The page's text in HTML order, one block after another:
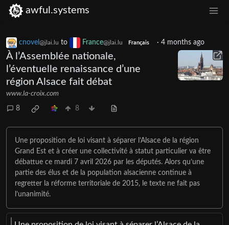
awful.systems
cnovel @jlai.lu to France@jlai.lu Français · 4 months ago
À l’Assemblée nationale,
l’éventuelle renaissance d’une
région Alsace fait débat
www.la-croix.com
8 8
Une proposition de loi visant à séparer l’Alsace de la région
Grand Est et à créer une collectivité à statut particulier va être
débattue ce mardi 7 avril 2026 par les députés. Alors qu’une
partie des élus et de la population alsacienne continue à
regretter la réforme territoriale de 2015, le texte ne fait pas
l’unanimité.